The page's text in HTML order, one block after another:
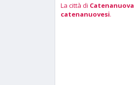
La città di Catenanuova
catenanuovesi.